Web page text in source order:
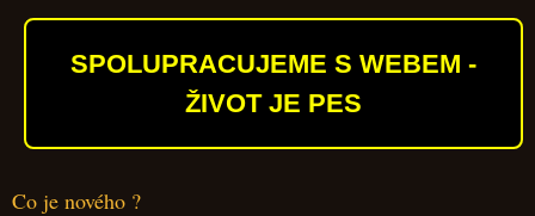
SPOLUPRACUJEME S WEBEM -
ŽIVOT JE PES
Co je nového ?